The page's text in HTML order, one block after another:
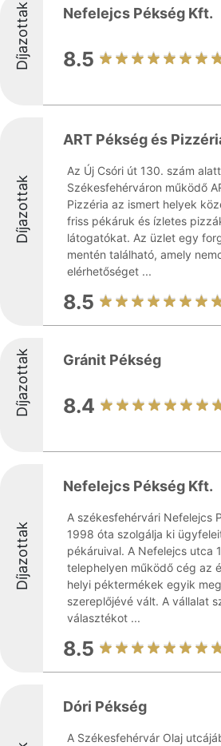
Díjazottak Nefelejcs Pékség Kft.
8.5
Díjazottak
ART Pékség és
Az Új Csóri út 130. szám
Székesfehérváron működő
Pizzéria az ismert helyek
friss pékáruk és ízletes
látogatókat. Az üzlet egy
mentén található, amely
elérhetőséget ...
8.5
Díjazottak Gránit Pékség
8.4
Díjazottak
Nefelejcs Pékség Kft.
A székesfehérvári Nefelejcs
1998 óta szolgálja ki
pékáruival. A Nefelejcs utca
telephelyen működő cég az
helyi péktermékek egyik
szereplőjévé vált. A vállalat
választékot ...
8.5
Dóri Pékség
A Székesfehérvár Olaj